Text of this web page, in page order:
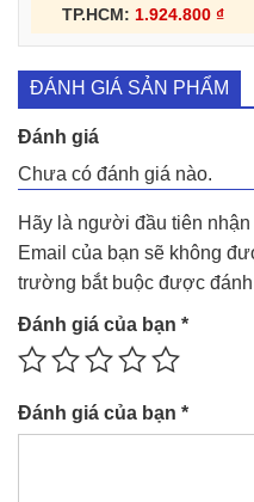
TP.HCM: 1.924.800 ₫
ĐÁNH GIÁ SẢN PHẨM
Đánh giá
Chưa có đánh giá nào.
Hãy là người đầu tiên nhận
Email của bạn sẽ không
trường bắt buộc được
Đánh giá của bạn *
Đánh giá của bạn *